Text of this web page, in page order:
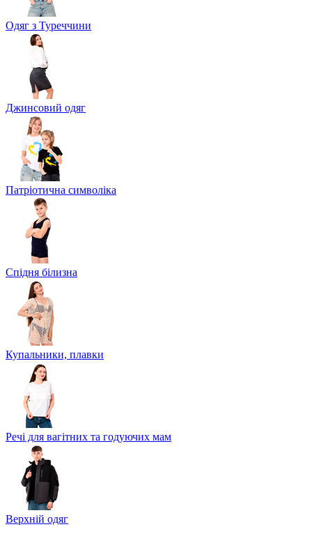
Одяг з Туреччини
Джинсовий одяг
Патріотична символіка
Спідня білизна
Купальники, плавки
Речі для вагітних та годуючих мам
Верхній одяг